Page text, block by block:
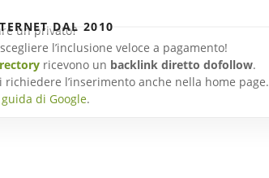
DAL 2010
un privato?
l’inclusione veloce a pagamento!
ricevono un backlink diretto dofollow.
l’inserimento anche nella home page.
di Google.